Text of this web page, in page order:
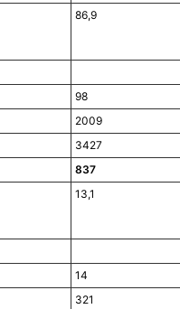
86,9
98
2009
3427
837
13,1
14
321